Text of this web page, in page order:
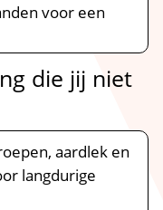
voor een
die jij niet
aardlek en
langdurige